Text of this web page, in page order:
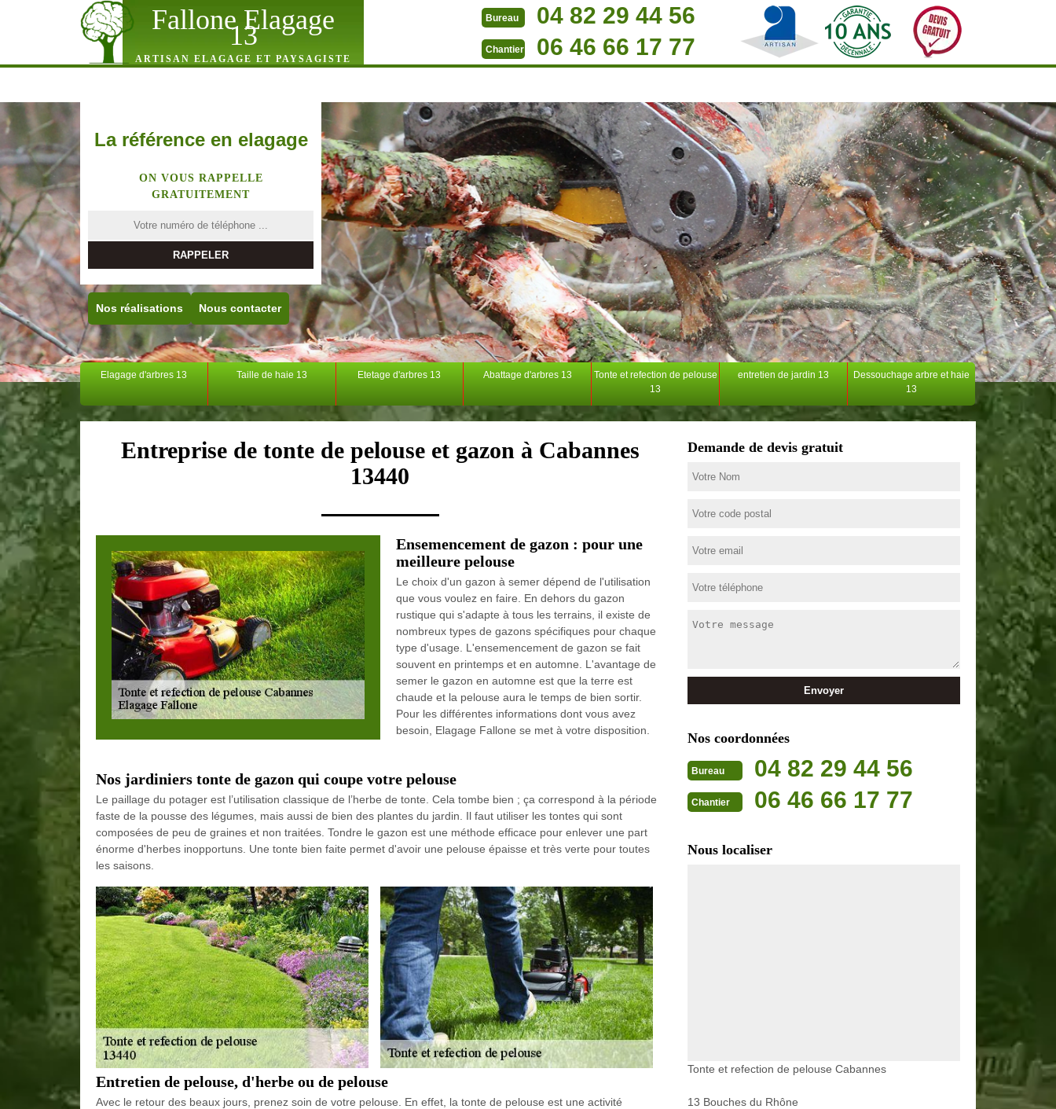
Fallone Elagage
13
ARTISAN ELAGAGE ET PAYSAGISTE
Bureau 04 82 29 44 56
Chantier 06 46 66 17 77
La référence en elagage
ON VOUS RAPPELLE
GRATUITEMENT
Nos réalisations Nous contacter
Elagage d'arbres 13 Taille de haie 13 Etetage d'arbres 13 Abattage d'arbres 13
Tonte et refection de pelouse
13
entretien de jardin 13
Dessouchage arbre et haie
13
Entreprise de tonte de pelouse et gazon à Cabannes
13440
Ensemencement de gazon : pour une
meilleure pelouse
Le choix d'un gazon à semer dépend de l'utilisation
que vous voulez en faire. En dehors du gazon
rustique qui s'adapte à tous les terrains, il existe de
nombreux types de gazons spécifiques pour chaque
type d'usage. L'ensemencement de gazon se fait
souvent en printemps et en automne. L'avantage de
semer le gazon en automne est que la terre est
chaude et la pelouse aura le temps de bien sortir.
Pour les différentes informations dont vous avez
besoin, Elagage Fallone se met à votre disposition.
Nos jardiniers tonte de gazon qui coupe votre pelouse
Le paillage du potager est l’utilisation classique de l’herbe de tonte. Cela tombe bien ; ça correspond à la période
faste de la pousse des légumes, mais aussi de bien des plantes du jardin. Il faut utiliser les tontes qui sont
composées de peu de graines et non traitées. Tondre le gazon est une méthode efficace pour enlever une part
énorme d'herbes inopportuns. Une tonte bien faite permet d'avoir une pelouse épaisse et très verte pour toutes
les saisons.
Entretien de pelouse, d'herbe ou de pelouse
Avec le retour des beaux jours, prenez soin de votre pelouse. En effet, la tonte de pelouse est une activité
Demande de devis gratuit
Nos coordonnées
Bureau 04 82 29 44 56
Chantier 06 46 66 17 77
Nous localiser
Tonte et refection de pelouse Cabannes
13 Bouches du Rhône